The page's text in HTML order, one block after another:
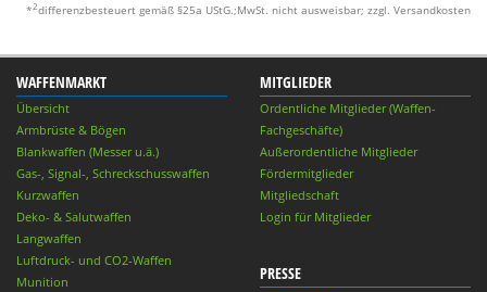
*2differenzbesteuert gemäß §25a UStG.;MwSt. nicht ausweisbar; zzgl. Versandkosten
WAFFENMARKT
Übersicht
Armbrüste & Bögen
Blankwaffen (Messer u.ä.)
Gas-, Signal-, Schreckschusswaffen
Kurzwaffen
Deko- & Salutwaffen
Langwaffen
Luftdruck- und CO2-Waffen
Munition
MITGLIEDER
Ordentliche Mitglieder (Waffen-
Fachgeschäfte)
Außerordentliche Mitglieder
Fördermitglieder
Mitgliedschaft
Login für Mitglieder
PRESSE